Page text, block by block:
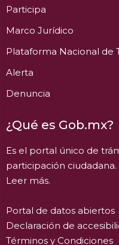
Participa
Marco Jurídico
Plataforma Nacional de
Alerta
Denuncia
¿Qué es Gob.mx?
Es el portal único de
participación ciudadana.
Leer más.
Portal de datos abiertos
Declaración de
Términos y Condiciones